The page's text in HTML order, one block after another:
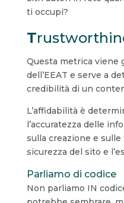
ti occupi?
T
Questa metrica viene
dell’EEAT e serve a
credibilità di un
L’affidabilità è
l’accuratezza delle
sulla creazione e
sicurezza del sito e
Parliamo di codice
Non parliamo IN